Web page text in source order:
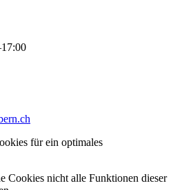
für ein optimales
Cookies nicht alle Funktionen dieser